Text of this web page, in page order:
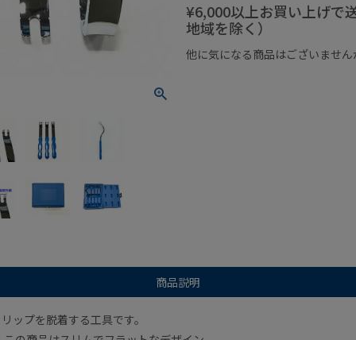
¥6,000以上お買い上げで
地域を除く）
他に気になる商品はございません
商品説明
ップを脱着する工具です。